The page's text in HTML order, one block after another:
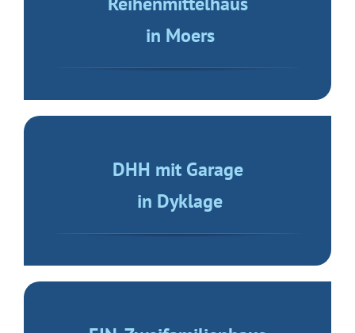
in Moers
DHH mit Garage
in Dyklage